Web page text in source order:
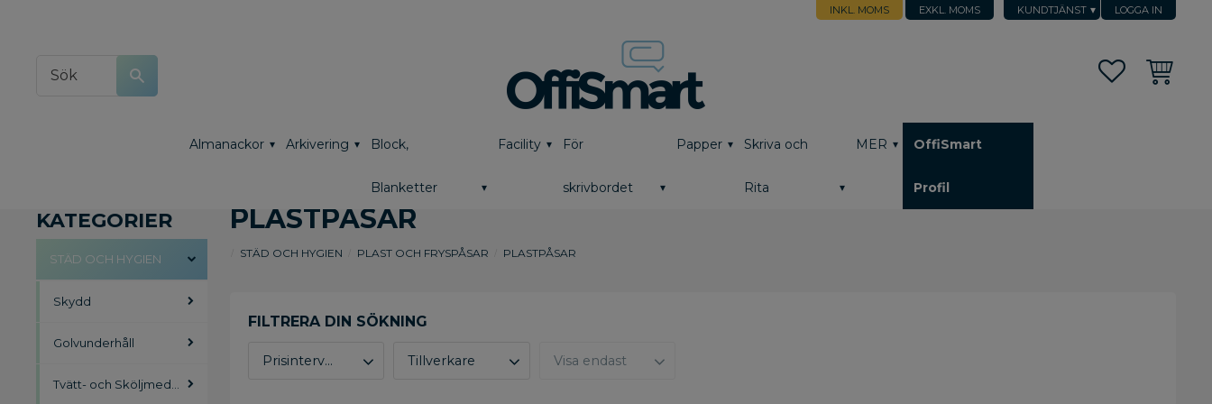
KUNDTJÄNST LOGGA IN
INKL. MOMS EXKL. MOMS
FavoriterKundvagn
Almanackor Arkivering Block,
Blanketter
Facility För
skrivbordet
Papper Skriva och
Rita
MER OffiSmart
Profil
PLASTPÅSAR
STÄD OCH HYGIEN PLAST OCH FRYSPÅSAR PLASTPÅSAR
Prisintervall Tillverkare Visa endast
KATEGORIER
STÄD OCH HYGIEN
Skydd
Golvunderhåll
Tvätt- och Sköljmedel